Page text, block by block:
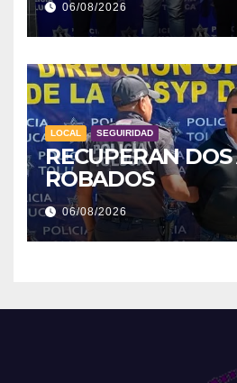
06/08/2026
LOCAL SEGUIRIDAD
RECUPERAN
ROBADOS
06/08/2026